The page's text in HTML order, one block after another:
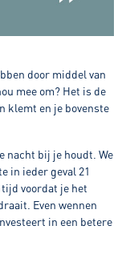
door middel van
mee om? Het is de
klemt en je bovenste
nacht bij je houdt. We
in ieder geval 21
voordat je het
Even wennen
in een betere